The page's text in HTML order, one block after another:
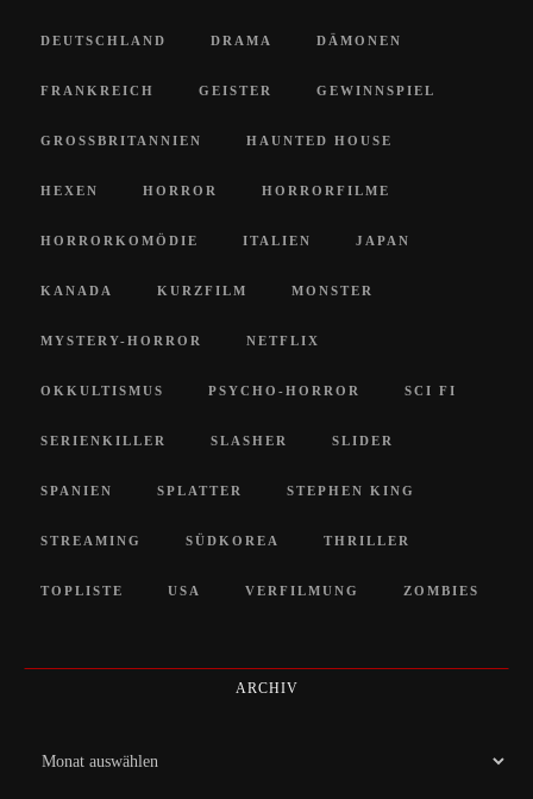
DEUTSCHLAND DRAMA DÄMONEN
FRANKREICH GEISTER GEWINNSPIEL
GROSSBRITANNIEN HAUNTED HOUSE
HEXEN HORROR HORRORFILME
HORRORKOMÖDIE ITALIEN JAPAN
KANADA KURZFILM MONSTER
MYSTERY-HORROR NETFLIX
OKKULTISMUS PSYCHO-HORROR SCI FI
SERIENKILLER SLASHER SLIDER
SPANIEN SPLATTER STEPHEN KING
STREAMING SÜDKOREA THRILLER
TOPLISTE USA VERFILMUNG ZOMBIES
ARCHIV
Archiv